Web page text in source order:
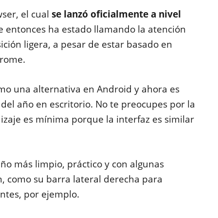
el cual se lanzó oficialmente a nivel
entonces ha estado llamando la atención
ligera, a pesar de estar basado en
una alternativa en Android y ahora es
año en escritorio. No te preocupes por la
es mínima porque la interfaz es similar
más limpio, práctico y con algunas
como su barra lateral derecha para
por ejemplo.